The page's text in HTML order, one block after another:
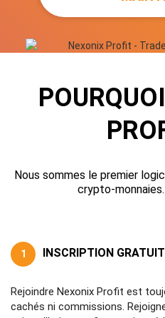
Nous sommes le premier
crypto-
1 INSCRIPTION
Rejoindre Nexonix Profit est
cachés ni commissions.